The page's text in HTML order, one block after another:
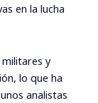
en la lucha
militares y
lo que ha
analistas